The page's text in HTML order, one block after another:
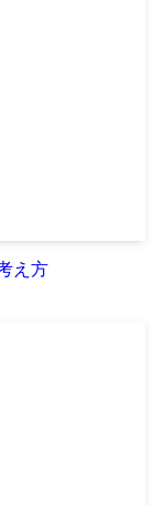
え方